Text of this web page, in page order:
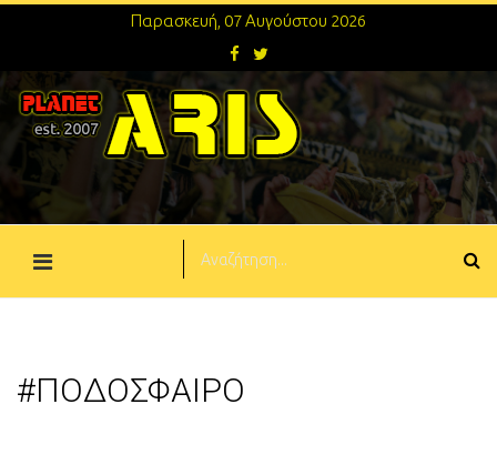
Παρασκευή, 07 Αυγούστου 2026
#ΠΟΔΟΣΦΑΙΡΟ